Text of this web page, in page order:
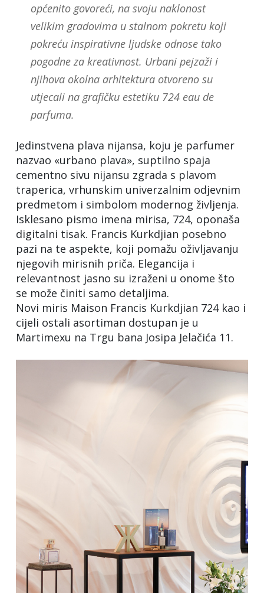
općenito govoreći, na svoju naklonost
velikim gradovima u stalnom pokretu koji
pokreću inspirativne ljudske odnose tako
pogodne za kreativnost. Urbani pejzaži i
njihova okolna arhitektura otvoreno su
utjecali na grafičku estetiku 724 eau de
parfuma.
Jedinstvena plava nijansa, koju je parfumer
nazvao «urbano plava», suptilno spaja
cementno sivu nijansu zgrada s plavom
traperica, vrhunskim univerzalnim odjevnim
predmetom i simbolom modernog življenja.
Isklesano pismo imena mirisa, 724, oponaša
digitalni tisak. Francis Kurkdjian posebno
pazi na te aspekte, koji pomažu oživljavanju
njegovih mirisnih priča. Elegancija i
relevantnost jasno su izraženi u onome što
se može činiti samo detaljima.
Novi miris Maison Francis Kurkdjian 724 kao i
cijeli ostali asortiman dostupan je u
Martimexu na Trgu bana Josipa Jelačića 11.